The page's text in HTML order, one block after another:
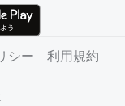
シー 利用規約